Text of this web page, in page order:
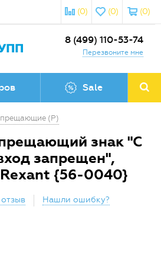
(0)
(0)
(0)
8 (499) 110-53-74
Перезвоните мне
Sale
(P)
знак "С
запрещен",
{56-0040}
Нашли ошибку?